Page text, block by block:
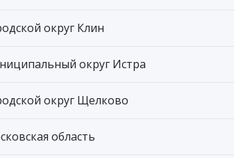
округ Клин
округ Истра
округ Щелково
область